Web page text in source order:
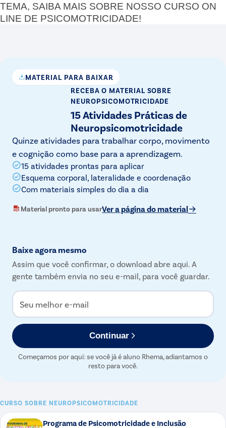
TEMA, SAIBA MAIS SOBRE NOSSO CURSO ON
LINE DE PSICOMOTRICIDADE!
MATERIAL PARA BAIXAR
RECEBA O MATERIAL SOBRE
NEUROPSICOMOTRICIDADE
15 Atividades Práticas de
Neuropsicomotricidade
Quinze atividades para trabalhar corpo, movimento
e cognição como base para a aprendizagem.
15 atividades prontas para aplicar
Esquema corporal, lateralidade e coordenação
Com materiais simples do dia a dia
Material pronto para usarVer a página do material
Baixe agora mesmo
Assim que você confirmar, o download abre aqui. A
gente também envia no seu e-mail, para você guardar.
Seu melhor e-mail
Continuar
Começamos por aqui: se você já é aluno Rhema, adiantamos o
resto para você.
CURSO SOBRE NEUROPSICOMOTRICIDADE
Programa de Psicomotricidade e Inclusão